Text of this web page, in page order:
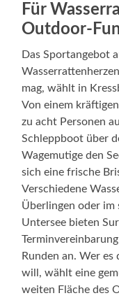
Für
Outdoor-
Das Sportangebot
mag, wählt in
Von einem
zu acht Personen
Schleppboot über
Wagemutige den
sich eine frische
Verschiedene
Überlingen oder im
Untersee bieten
Runden an. Wer es
will, wählt eine
weiten Fläche des